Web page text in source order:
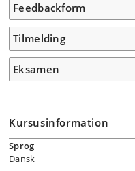
Feedbackform
Tilmelding
Eksamen
Kursusinformation
Sprog
Dansk